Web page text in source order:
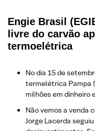
Engie Brasil
livre do carvão
termoelétrica
No dia 15 de
termelétrica Pampa
milhões em dinheiro
Não vemos a venda
Jorge Lacerda